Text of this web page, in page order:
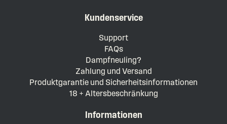
Kundenservice
Support
FAQs
Dampfneuling?
Zahlung und Versand
Produktgarantie und Sicherheitsinformationen
18 + Altersbeschränkung
Informationen